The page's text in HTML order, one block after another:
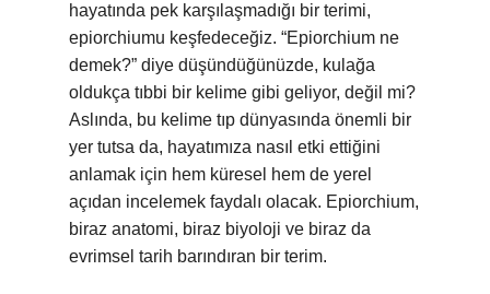
hayatında pek karşılaşmadığı bir terimi,
epiorchiumu keşfedeceğiz. “Epiorchium ne
demek?” diye düşündüğünüzde, kulağa
oldukça tıbbi bir kelime gibi geliyor, değil mi?
Aslında, bu kelime tıp dünyasında önemli bir
yer tutsa da, hayatımıza nasıl etki ettiğini
anlamak için hem küresel hem de yerel
açıdan incelemek faydalı olacak. Epiorchium,
biraz anatomi, biraz biyoloji ve biraz da
evrimsel tarih barındıran bir terim.